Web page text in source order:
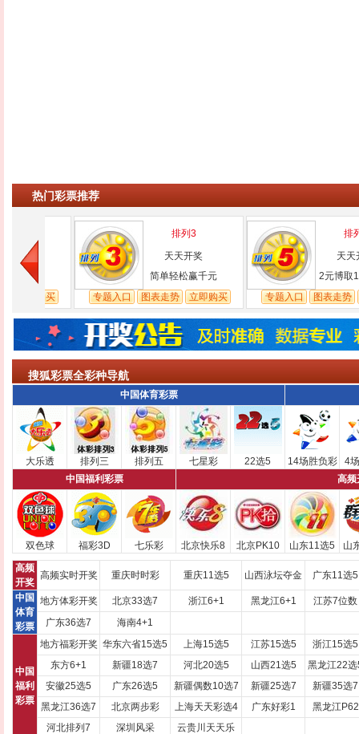
热门彩票推荐
天天开奖
简单轻松赢千元
专题入口
图表走势 立即购买
天天开奖
2元博取10万大
专题入口
图表走势 立即
搜狐彩票全彩种导航
中国体育彩票
大乐透 排列三 排列五 七星彩 22选5 14场胜负彩
4
中国福利彩票
高频
双色球 福彩3D 七乐彩 北京快乐8 北京PK10 山东11选5
山
高频
开奖
高频实时开奖 重庆时时彩 重庆11选5 山西泳坛夺金
广东11选5
中国
体育
彩票
地方体彩开奖 北京33选7 浙江6+1 黑龙江6+1
江苏7位数
广东36选7
海南4+1
中国
福利
彩票
地方福彩开奖 华东六省15选5 上海15选5 江苏15选5
浙江15选5
东方6+1
新疆18选7 河北20选5 山西21选5
黑龙江22
安徽25选5
广东26选5 新疆偶数10选7 新疆25选7
新疆35选7
黑龙江36选7
北京两步彩 上海天天彩选4 广东好彩1
黑龙江P62
河北排列7
深圳风采 云贵川天天乐